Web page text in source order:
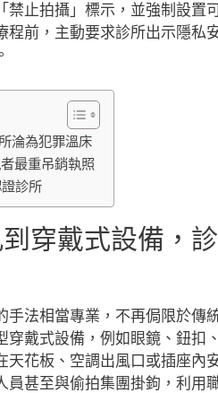
止拍攝」標示，並強制設置
前，主動要求診所出示隱私
淪為犯罪溫床
最重吊銷執照
診所
穿戴式設備，
法相當專業，不再侷限於傳
戴式設備，例如眼鏡、鈕扣
花板、空調出風口或插座內
甚至與偷拍集團掛鉤，利用